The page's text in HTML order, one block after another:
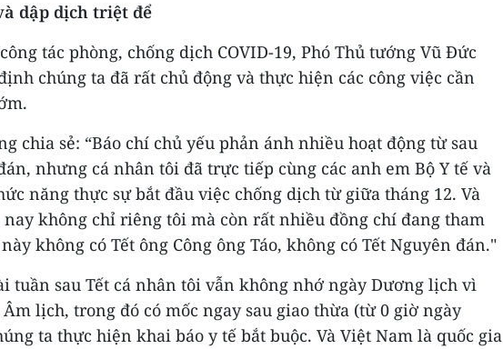
dập dịch triệt để
tác phòng, chống dịch COVID-19, Phó Thủ tướng Vũ Đức
chúng ta đã rất chủ động và thực hiện các công việc cần
chia sẻ: “Báo chí chủ yếu phản ánh nhiều hoạt động từ sau
nhưng cá nhân tôi đã trực tiếp cùng các anh em Bộ Y tế và
năng thực sự bắt đầu việc chống dịch từ giữa tháng 12. Và
không chỉ riêng tôi mà còn rất nhiều đồng chí đang tham
không có Tết ông Công ông Táo, không có Tết Nguyên đán."
tuần sau Tết cá nhân tôi vẫn không nhớ ngày Dương lịch vì
lịch, trong đó có mốc ngay sau giao thừa (từ 0 giờ ngày
ta thực hiện khai báo y tế bắt buộc. Và Việt Nam là quốc gia